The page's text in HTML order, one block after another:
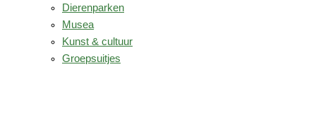
Dierenparken
Musea
Kunst & cultuur
Groepsuitjes